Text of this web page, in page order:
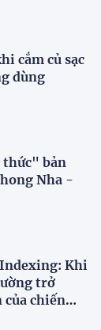
cắm củ sạc
dùng
bản
Nha -
Khi
trở
chiến